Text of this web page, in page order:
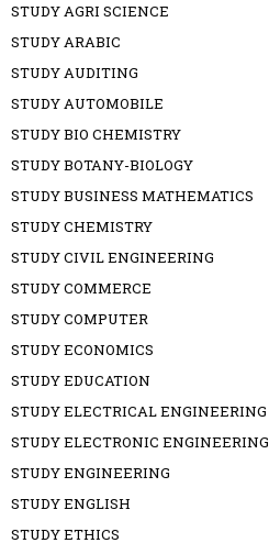
STUDY AGRI SCIENCE
STUDY ARABIC
STUDY AUDITING
STUDY AUTOMOBILE
STUDY BIO CHEMISTRY
STUDY BOTANY-BIOLOGY
STUDY BUSINESS MATHEMATICS
STUDY CHEMISTRY
STUDY CIVIL ENGINEERING
STUDY COMMERCE
STUDY COMPUTER
STUDY ECONOMICS
STUDY EDUCATION
STUDY ELECTRICAL ENGINEERING
STUDY ELECTRONIC ENGINEERING
STUDY ENGINEERING
STUDY ENGLISH
STUDY ETHICS